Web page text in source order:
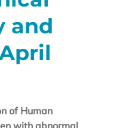
and
of Human
with abnormal